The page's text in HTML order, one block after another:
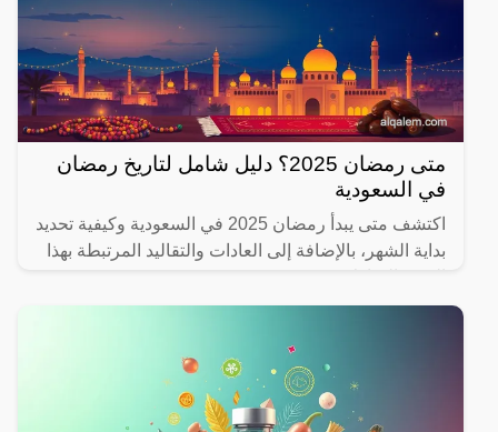
متى رمضان 2025؟ دليل شامل لتاريخ رمضان
في السعودية
اكتشف متى يبدأ رمضان 2025 في السعودية وكيفية تحديد
بداية الشهر، بالإضافة إلى العادات والتقاليد المرتبطة بهذا